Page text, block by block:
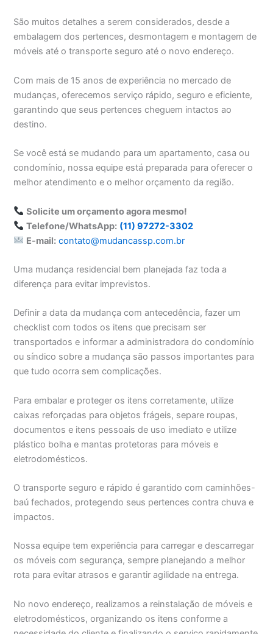
São muitos detalhes a serem considerados, desde a
embalagem dos pertences, desmontagem e montagem de
móveis até o transporte seguro até o novo endereço.
Com mais de 15 anos de experiência no mercado de
mudanças, oferecemos serviço rápido, seguro e eficiente,
garantindo que seus pertences cheguem intactos ao
destino.
Se você está se mudando para um apartamento, casa ou
condomínio, nossa equipe está preparada para oferecer o
melhor atendimento e o melhor orçamento da região.
Solicite um orçamento agora mesmo!
Telefone/WhatsApp: (11) 97272-3302
E-mail: contato@mudancassp.com.br
Uma mudança residencial bem planejada faz toda a
diferença para evitar imprevistos.
Definir a data da mudança com antecedência, fazer um
checklist com todos os itens que precisam ser
transportados e informar a administradora do condomínio
ou síndico sobre a mudança são passos importantes para
que tudo ocorra sem complicações.
Para embalar e proteger os itens corretamente, utilize
caixas reforçadas para objetos frágeis, separe roupas,
documentos e itens pessoais de uso imediato e utilize
plástico bolha e mantas protetoras para móveis e
eletrodomésticos.
O transporte seguro e rápido é garantido com caminhões-
baú fechados, protegendo seus pertences contra chuva e
impactos.
Nossa equipe tem experiência para carregar e descarregar
os móveis com segurança, sempre planejando a melhor
rota para evitar atrasos e garantir agilidade na entrega.
No novo endereço, realizamos a reinstalação de móveis e
eletrodomésticos, organizando os itens conforme a